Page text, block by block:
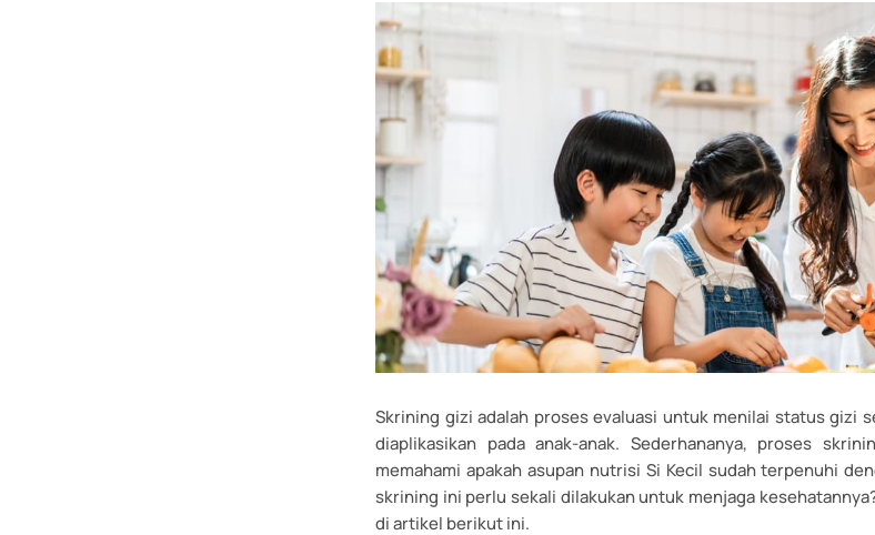
Skrining gizi adalah proses evaluasi untuk menilai status gizi
diaplikasikan pada anak-anak. Sederhananya, proses
memahami apakah asupan nutrisi Si Kecil sudah terpenuhi
skrining ini perlu sekali dilakukan untuk menjaga
di artikel berikut ini.